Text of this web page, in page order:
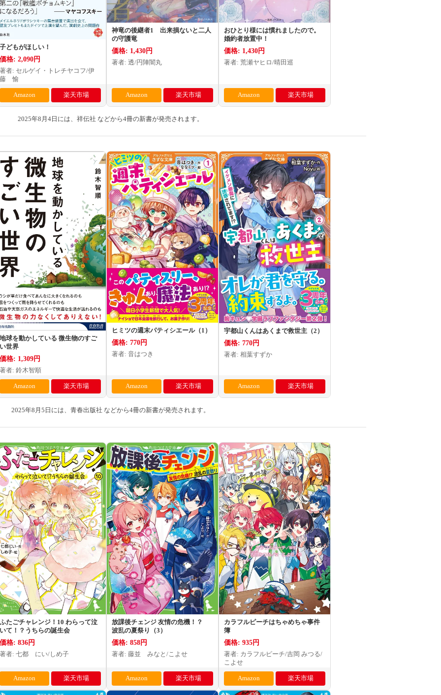
子どもがほしい！
価格: 2,090円
著者: セルゲイ・トレチヤコフ/伊
藤 愉
Amazon 楽天市場
神竜の後継者1 出来損ないと二人
の守護竜
価格: 1,430円
著者: 透/円陣闇丸
Amazon 楽天市場
おひとり様には慣れましたので。
婚約者放置中！
価格: 1,430円
著者: 荒瀬ヤヒロ/晴田巡
Amazon 楽天市場
2025年8月4日には、祥伝社 などから4冊の新書が発売されます。
地球を動かしている 微生物のすご
い世界
価格: 1,309円
著者: 鈴木智順
Amazon 楽天市場
ヒミツの週末パティシエール（1）
価格: 770円
著者: 音はつき
Amazon 楽天市場
宇都山くんはあくまで救世主（2）
価格: 770円
著者: 相葉すずか
Amazon 楽天市場
2025年8月5日には、青春出版社 などから4冊の新書が発売されます。
ふたごチャレンジ！10 わらって泣
いて！？うちらの誕生会
価格: 836円
著者: 七都 にい/しめ子
Amazon 楽天市場
放課後チェンジ 友情の危機！？
波乱の夏祭り（3）
価格: 858円
著者: 藤並 みなと/こよせ
Amazon 楽天市場
カラフルピーチはちゃめちゃ事件
簿
価格: 935円
著者: カラフルピーチ/吉岡 みつる/
こよせ
Amazon 楽天市場